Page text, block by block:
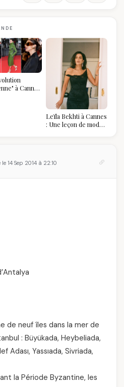
à Cannes
Leïla Bekhti à Cannes
: Une leçon de mode
le 14 Sep 2014 à 22:10
de neuf îles dans la mer de
: Büyükada, Heybeliada,
Adası, Yassıada, Sivriada,
la Période Byzantine, les